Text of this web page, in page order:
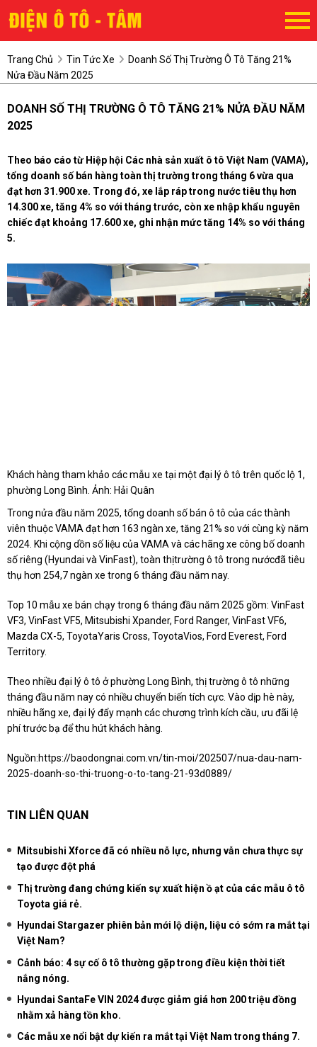
Trang Chủ Tin Tức Xe
Doanh Số Thị Trường Ô Tô Tăng 21%
Nửa Đầu Năm 2025
DOANH SỐ THỊ TRƯỜNG Ô TÔ TĂNG 21% NỬA ĐẦU NĂM
2025
Theo báo cáo từ Hiệp hội Các nhà sản xuất ô tô Việt Nam (VAMA),
tổng doanh số bán hàng toàn thị trường trong tháng 6 vừa qua
đạt hơn 31.900 xe. Trong đó, xe lắp ráp trong nước tiêu thụ hơn
14.300 xe, tăng 4% so với tháng trước, còn xe nhập khẩu nguyên
chiếc đạt khoảng 17.600 xe, ghi nhận mức tăng 14% so với tháng
5.
Khách hàng tham khảo các mẫu xe tại một đại lý ô tô trên quốc lộ 1,
phường Long Bình. Ảnh: Hải Quân
Trong nửa đầu năm 2025, tổng doanh số bán ô tô của các thành
viên thuộc VAMA đạt hơn 163 ngàn xe, tăng 21% so với cùng kỳ năm
2024. Khi cộng dồn số liệu của VAMA và các hãng xe công bố doanh
số riêng (Hyundai và VinFast), toàn thịtrường ô tô trong nướcđã tiêu
thụ hơn 254,7 ngàn xe trong 6 tháng đầu năm nay.
Top 10 mẫu xe bán chạy trong 6 tháng đầu năm 2025 gồm: VinFast
VF3, VinFast VF5, Mitsubishi Xpander, Ford Ranger, VinFast VF6,
Mazda CX-5, ToyotaYaris Cross, ToyotaVios, Ford Everest, Ford
Territory.
Theo nhiều đại lý ô tô ở phường Long Bình, thị trường ô tô những
tháng đầu năm nay có nhiều chuyển biến tích cực. Vào dịp hè này,
nhiều hãng xe, đại lý đẩy mạnh các chương trình kích cầu, ưu đãi lệ
phí trước bạ để thu hút khách hàng.
Nguồn:https://baodongnai.com.vn/tin-moi/202507/nua-dau-nam-
2025-doanh-so-thi-truong-o-to-tang-21-93d0889/
TIN LIÊN QUAN
Mitsubishi Xforce đã có nhiều nỗ lực, nhưng vẫn chưa thực sự
tạo được đột phá
Thị trường đang chứng kiến sự xuất hiện ồ ạt của các mẫu ô tô
Toyota giá rẻ.
Hyundai Stargazer phiên bản mới lộ diện, liệu có sớm ra mắt tại
Việt Nam?
Cảnh báo: 4 sự cố ô tô thường gặp trong điều kiện thời tiết
nắng nóng.
Hyundai SantaFe VIN 2024 được giảm giá hơn 200 triệu đồng
nhằm xả hàng tồn kho.
Các mẫu xe nổi bật dự kiến ra mắt tại Việt Nam trong tháng 7.